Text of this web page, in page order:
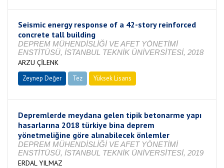
Seismic energy response of a 42-story reinforced
concrete tall building
DEPREM MÜHENDİSLİĞİ VE AFET YÖNETİMİ
ENSTİTÜSÜ, İSTANBUL TEKNİK ÜNİVERSİTESİ, 2018
ARZU ÇİLENK
Zeynep Değer Tez Yüksek Lisans
Depremlerde meydana gelen tipik betonarme yapı
hasarlarına 2018 türkiye bina deprem
yönetmeliğine göre alınabilecek önlemler
DEPREM MÜHENDİSLİĞİ VE AFET YÖNETİMİ
ENSTİTÜSÜ, İSTANBUL TEKNİK ÜNİVERSİTESİ, 2019
ERDAL YILMAZ